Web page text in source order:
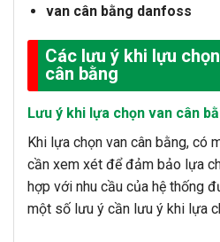
van cân bằng danfoss
Các lưu ý khi lựu
cân bằng
Lưu ý khi lựa chọn van cân
Khi lựa chọn van cân bằng, có
cần xem xét để đảm bảo lựa
hợp với nhu cầu của hệ thống
một số lưu ý cần lưu ý khi lựa